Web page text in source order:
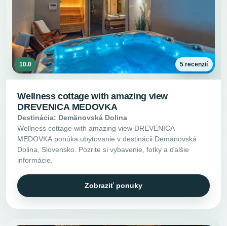
10.0 5 recenzií
Wellness cottage with amazing view
DREVENICA MEDOVKA
Destinácia: Demänovská Dolina
Wellness cottage with amazing view DREVENICA
MEDOVKA ponúka ubytovanie v destinácii Demänovská
Dolina, Slovensko. Pozrite si vybavenie, fotky a ďalšie
informácie.
Zobraziť ponuky